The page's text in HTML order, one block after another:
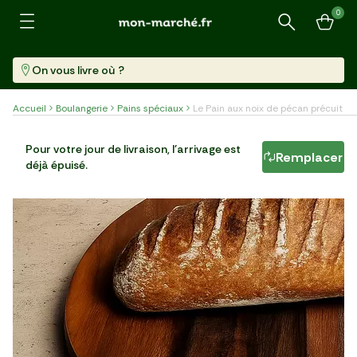
Recherche
0
On vous livre où ?
Accueil Boulangerie Pains spéciaux Le Pain aux noix de pécan précuit
Pièce (450 G) 10,00 €/kg
Pour votre jour de livraison, l'arrivage est
déjà épuisé.
Remplacer